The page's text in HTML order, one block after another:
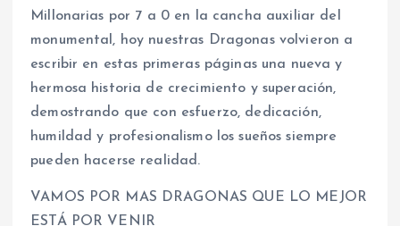
Millonarias por 7 a 0 en la cancha auxiliar del
monumental, hoy nuestras Dragonas volvieron a
escribir en estas primeras páginas una nueva y
hermosa historia de crecimiento y superación,
demostrando que con esfuerzo, dedicación,
humildad y profesionalismo los sueños siempre
pueden hacerse realidad.
VAMOS POR MAS DRAGONAS QUE LO MEJOR
ESTÁ POR VENIR